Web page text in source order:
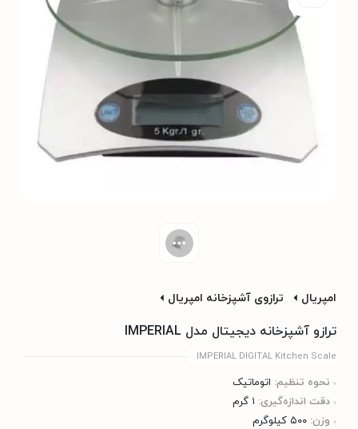
امپریال ترازوی آشپزخانه امپریال
ترازو آشپزخانه دیجیتال مدل IMPERIAL
IMPERIAL DIGITAL Kitchen Scale
نحوه تنظیم: اتوماتیک
دقت اندازه‌گیری: ۱ گرم
وزن: ۵۰۰ کیلوگرم